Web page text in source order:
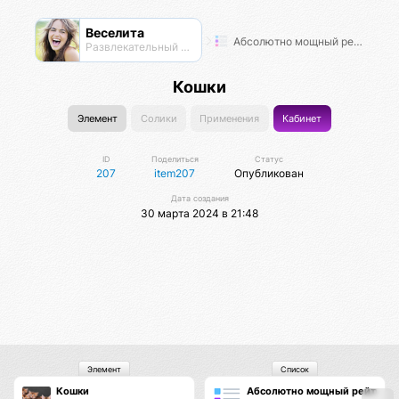
Веселита
Развлекательный нексус Абсолютно мощный рейтинг
Кошки
Элемент Солики Применения Кабинет
ID
207
Поделиться
item207
Статус
Опубликован
Дата создания
30 марта 2024 в 21:48
Кошки
Элемент
Абсолютно мощный рейтинг
Список